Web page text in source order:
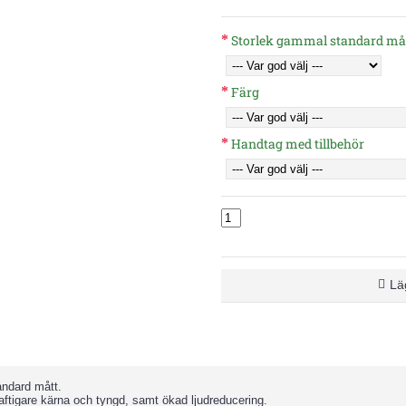
Storlek gammal standard
Färg
Handtag med tillbehör
mått.
kärna och tyngd, samt ökad ljudreducering.